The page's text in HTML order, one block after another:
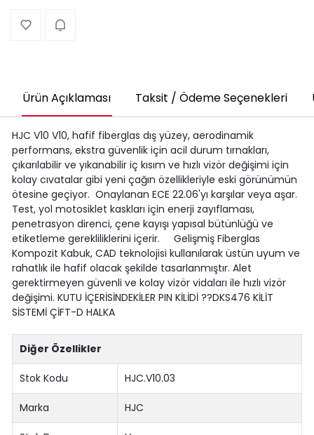
Ürün Açıklaması Taksit / Ödeme Seçenekleri
HJC V10 V10, hafif fiberglas dış yüzey, aerodinamik
performans, ekstra güvenlik için acil durum tırnakları,
çıkarılabilir ve yıkanabilir iç kısım ve hızlı vizör değişimi için
kolay cıvatalar gibi yeni çağın özellikleriyle eski görünümün
ötesine geçiyor. Onaylanan ECE 22.06'yı karşılar veya aşar.
Test, yol motosiklet kaskları için enerji zayıflaması,
penetrasyon direnci, çene kayışı yapısal bütünlüğü ve
etiketleme gerekliliklerini içerir. Gelişmiş Fiberglas
Kompozit Kabuk, CAD teknolojisi kullanılarak üstün uyum ve
rahatlık ile hafif olacak şekilde tasarlanmıştır. Alet
gerektirmeyen güvenli ve kolay vizör vidaları ile hızlı vizör
değişimi. KUTU İÇERİSİNDEKİLER PIN KİLİDİ ??DKS476 KİLİT
SİSTEMİ ÇİFT-D HALKA
Diğer Özellikler
Stok Kodu HJC.V10.03
Marka HJC